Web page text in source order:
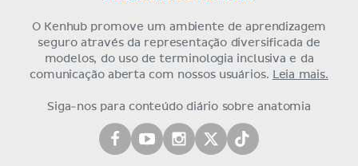
O Kenhub promove um ambiente de aprendizagem
seguro através da representação diversificada de
modelos, do uso de terminologia inclusiva e da
comunicação aberta com nossos usuários. Leia mais.
Siga-nos para conteúdo diário sobre anatomia